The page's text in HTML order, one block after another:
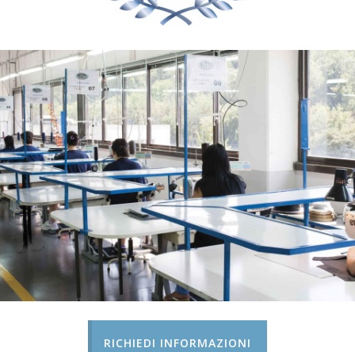
RICHIEDI INFORMAZIONI